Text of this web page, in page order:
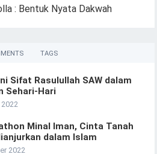
: Bentuk Nyata Dakwah
TAGS
Sifat Rasulullah SAW dalam
Sehari-Hari
Minal Iman, Cinta Tanah
dalam Islam
2022